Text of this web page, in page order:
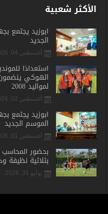
الأكثر شعبية
أبوزيد يجتمع
الجديد
أغسطس 04, 2026
استعدادًا
الهوكي
لمواليد 2008
أغسطس 02, 2026
أبوزيد يجتمع
الموسم الجديد
أغسطس 01, 2026
بحضور
بثلاثية نظيفة
يوليو 31, 2026